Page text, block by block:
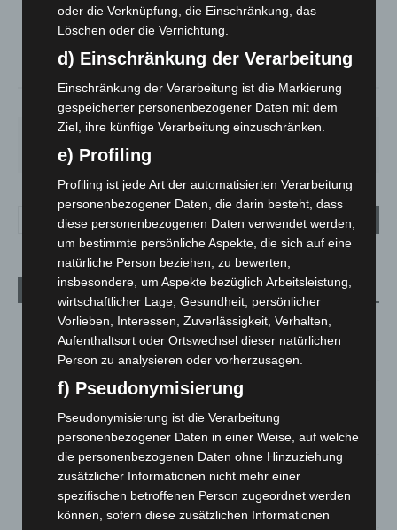
25.1° 25.5°
24.4°
34% 2.6m/s
SA.
26°
SO.
34°
MO. DI.
Aktuelle Beiträge
Kunst trifft Weingenuss: Barbara-Susann Mehring zeigt ihre
Werke im Jacques’ Wein-Depot Isernhagen
8. August 2026
A2: Zweite Turbobaustelle startet zwischen Hannover-West
und Bothfeld
8. August 2026
Niedersachsen: Feuerwehrkräfte kehren nach
Waldbrandeinsatz aus Spanien zurück
7. August 2026
oder die Verknüpfung, die Einschränkung, das
Löschen oder die Vernichtung.
d) Einschränkung der Verarbeitung
Einschränkung der Verarbeitung ist die Markierung
gespeicherter personenbezogener Daten mit dem
Ziel, ihre künftige Verarbeitung einzuschränken.
e) Profiling
Profiling ist jede Art der automatisierten Verarbeitung
personenbezogener Daten, die darin besteht, dass
diese personenbezogenen Daten verwendet werden,
um bestimmte persönliche Aspekte, die sich auf eine
natürliche Person beziehen, zu bewerten,
insbesondere, um Aspekte bezüglich Arbeitsleistung,
wirtschaftlicher Lage, Gesundheit, persönlicher
Vorlieben, Interessen, Zuverlässigkeit, Verhalten,
Aufenthaltsort oder Ortswechsel dieser natürlichen
Person zu analysieren oder vorherzusagen.
f) Pseudonymisierung
Pseudonymisierung ist die Verarbeitung
personenbezogener Daten in einer Weise, auf welche
die personenbezogenen Daten ohne Hinzuziehung
zusätzlicher Informationen nicht mehr einer
spezifischen betroffenen Person zugeordnet werden
können, sofern diese zusätzlichen Informationen